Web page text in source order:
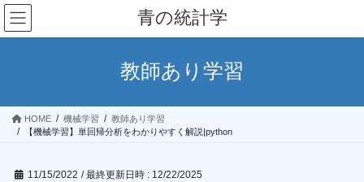
コ
ン
テ
ス
ナ
ビ
ゲ
ン
青の統計学
教師あり学習
HOME 機械学習
教師あり学習
【機械学習】単回帰分析をわかりやすく解説|python
11/15/2022 / 最終更新日時 : 12/22/2025